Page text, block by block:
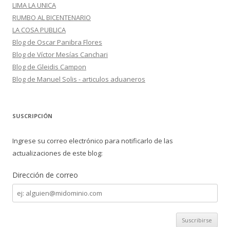
LIMA LA UNICA
RUMBO AL BICENTENARIO
LA COSA PUBLICA
Blog de Oscar Panibra Flores
Blog de Víctor Mesías Canchari
Blog de Gleidis Campon
Blog de Manuel Solis - articulos aduaneros
SUSCRIPCIÓN
Ingrese su correo electrónico para notificarlo de las
actualizaciones de este blog:
Dirección de correo
Dirección
de
correo